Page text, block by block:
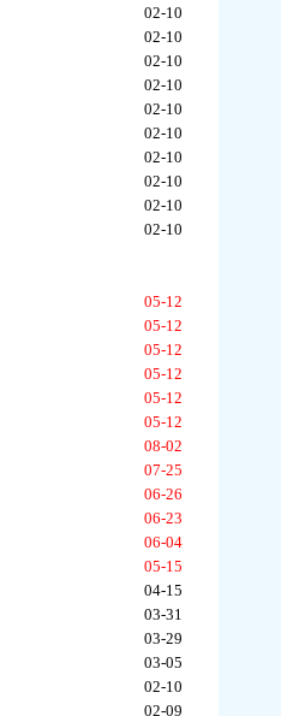
02-10
02-10
02-10
02-10
02-10
02-10
02-10
02-10
02-10
02-10
05-12
05-12
05-12
05-12
05-12
05-12
08-02
07-25
06-26
06-23
06-04
05-15
04-15
03-31
03-29
03-05
02-10
02-09